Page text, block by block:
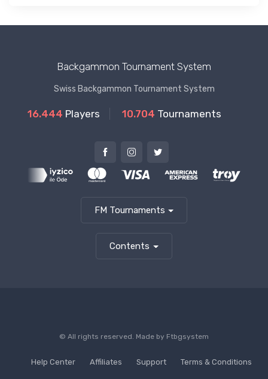
Backgammon Tournament System
Swiss Backgammon Tournament System
16.444 Players 10.704 Tournaments
FM Tournaments
Contents
© All rights reserved. Made by Ftbgsystem
Help Center Affiliates Support Terms & Conditions